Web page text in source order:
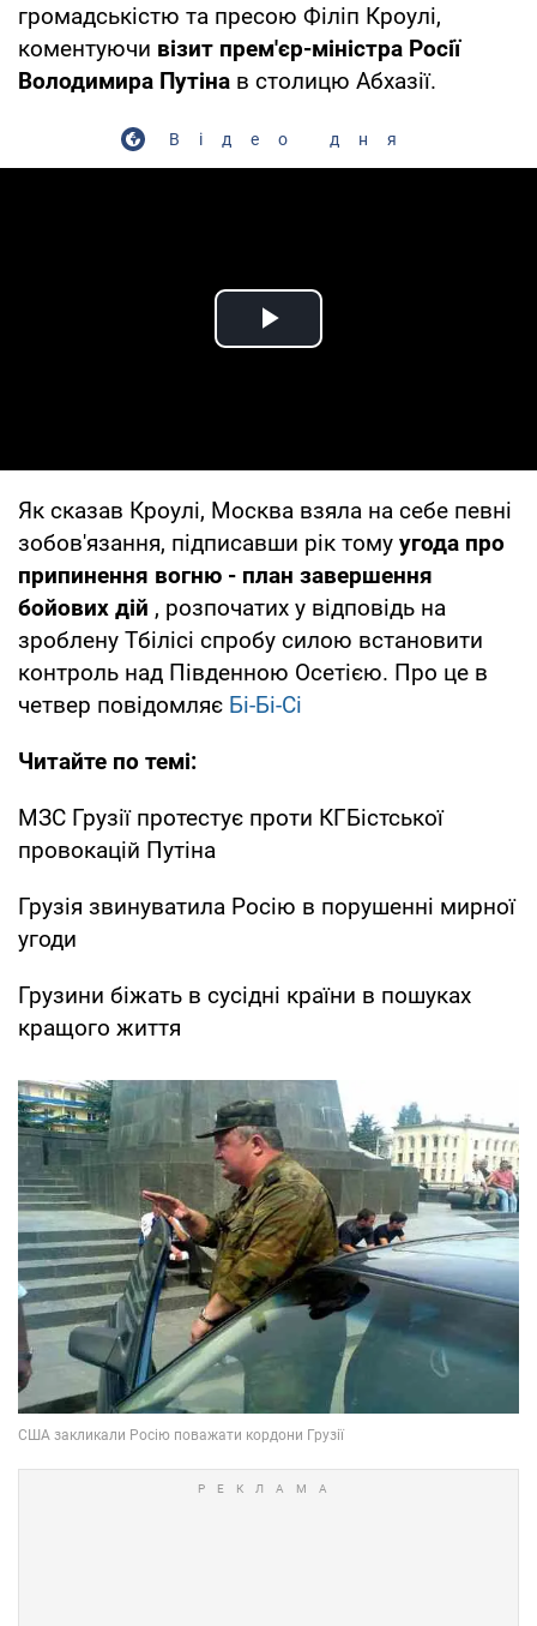
громадськістю та пресою Філіп Кроулі,
коментуючи візит прем'єр-міністра Росії
Володимира Путіна в столицю Абхазії.
Відео дня
Play Video
Як сказав Кроулі, Москва взяла на себе певні
зобов'язання, підписавши рік тому угода про
припинення вогню - план завершення
бойових дій , розпочатих у відповідь на
зроблену Тбілісі спробу силою встановити
контроль над Південною Осетією. Про це в
четвер повідомляє Бі-Бі-Сі
Читайте по темі:
МЗС Грузії протестує проти КГБістської
провокацій Путіна
Грузія звинуватила Росію в порушенні мирної
угоди
Грузини біжать в сусідні країни в пошуках
кращого життя